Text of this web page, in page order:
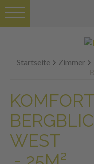
Startseite Zimmer
WEST